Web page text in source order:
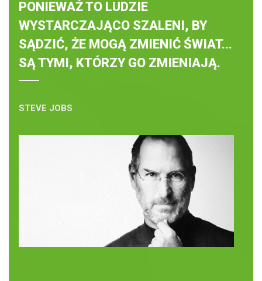
PONIEWAŻ TO LUDZIE
WYSTARCZAJĄCO SZALENI, BY
SĄDZIĆ, ŻE MOGĄ ZMIENIĆ ŚWIAT...
SĄ TYMI, KTÓRZY GO ZMIENIAJĄ.
STEVE JOBS